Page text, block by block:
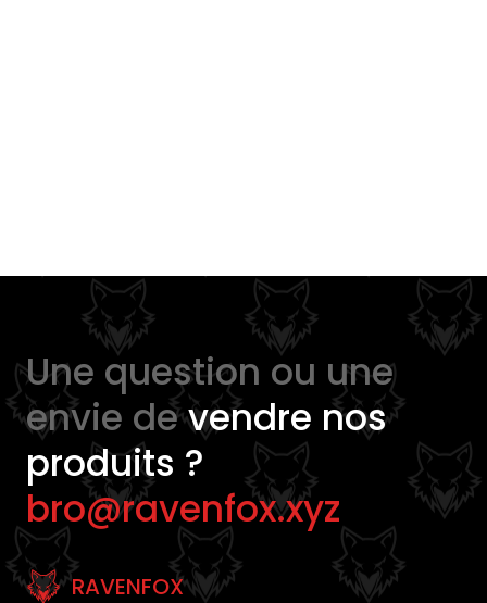
Une question ou une
envie devendre nos
produits ?
bro@ravenfox.xyz
RAVENFOX